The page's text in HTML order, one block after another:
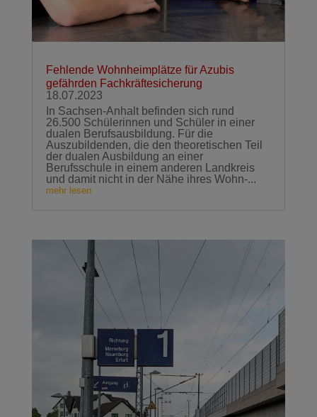
Fehlende Wohnheimplätze für Azubis
gefährden Fachkräftesicherung
18.07.2023
In Sachsen-Anhalt befinden sich rund
26.500 Schülerinnen und Schüler in einer
dualen Berufsausbildung. Für die
Auszubildenden, die den theoretischen Teil
der dualen Ausbildung an einer
Berufsschule in einem anderen Landkreis
und damit nicht in der Nähe ihres Wohn-...
mehr lesen